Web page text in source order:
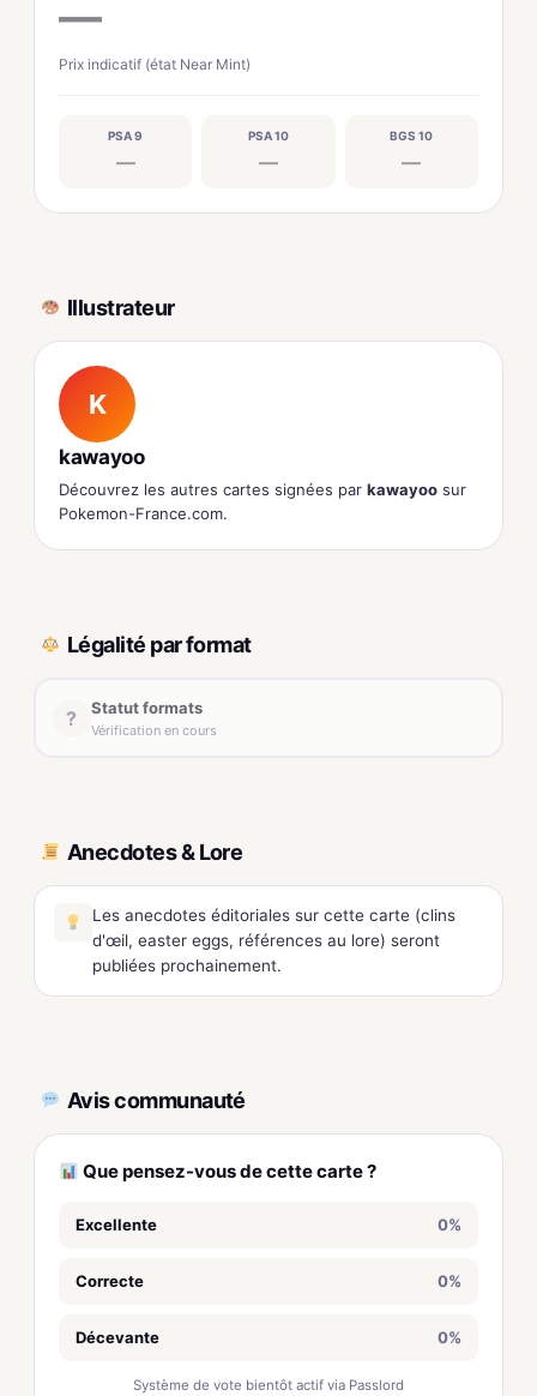
—
Prix indicatif (état Near Mint)
PSA 9
—
PSA 10
—
BGS 10
—
Illustrateur
K
kawayoo
Découvrez les autres cartes signées par kawayoo sur
Pokemon-France.com.
Légalité par format
? Statut formats
Vérification en cours
Anecdotes & Lore
Les anecdotes éditoriales sur cette carte (clins
d'œil, easter eggs, références au lore) seront
publiées prochainement.
Avis communauté
Que pensez-vous de cette carte ?
Excellente 0%
Correcte 0%
Décevante 0%
Système de vote bientôt actif via Passlord